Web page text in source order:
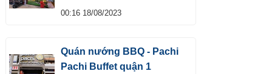
00:16 18/08/2023
Quán nướng BBQ - Pachi
Pachi Buffet quận 1